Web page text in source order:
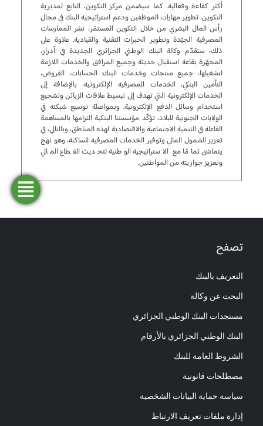
أكثر كفاءة وفعالية. كما سيضمن مركز التكوين، التابع لمديرية
التكوين، تطوير مهارات الموظفين ودعم استراتيجية البنك في مجال
رأس المال البشري من خلال التكوين المستمّر، نشر الممارسات
المصرفية الجيّدة وتطوير الخبرات التقنية والقيادية. علاوة على
ذلك، ستقدّم وكالة البنك الوطني الجزائري الجديدة في أدرار،
المجهّزة بقاعة استقبال حديثة وجميع المرافق والخدمات اللازمة
لتشغيلها، جميع منتجات وخدمات البنك: الحسابات، القروض،
التأمين البنكي، الخدمات المصرفية الإلكترونية، بالإضافة إلى
الخدمات الإلكترونية التي تهدف إلى تبسيط علاقات الزبائن وتشجيع
استخدام وسائل الدفع الإلكترونية. وبمواصلة توسيع شبكته في
الولايات الجنوبية للبلاد، تؤكّد مؤسستنا البنكية التزامها بالمساهمة
الفاعلة في التنمية الاجتماعية والاقتصادية لهذه المناطق، وبالتالي، في
تعزيز الشمول المالي وتوفير الخدمات المصرفية للساكنة، وهو نهج
يتماشى تمامًا مع الاستراتيجية الوطنية لتحديث القطاع المالي
وتعزيز جواريته من المواطنين.
تصفح
التعريف بالبنك
البحث عن وكالة
مستجدات البنك الوطني الجزائري
البنك الوطني الجزائري بالأرقام
الشروط العامة للبنك
مصطلحات قانونية
سياسة حماية البيانات الشخصية
إدارة ملفات تعريف الارتباط
ابحث
عن وكالة
طلب
تمويل
المحاكاة
فتح
حساب